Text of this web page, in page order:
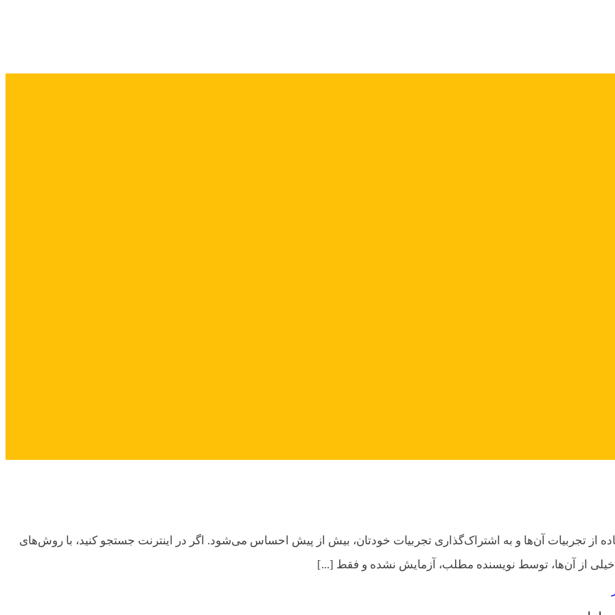
از تجربیات آن‌ها و به اشتراک‌گذاری تجربیات خودتان، بیش از پیش احساس می‌شود. اگر در اینترنت جستجو کنید، با روش‌های
خیلی از آن‌ها، توسط نویسنده مطلب، آزمایش نشده و فقط [...]